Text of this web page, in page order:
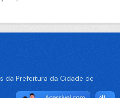
da Prefeitura da Cidade de